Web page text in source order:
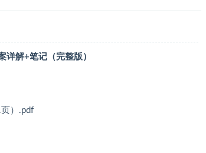
解+笔记（完整版）
）.pdf